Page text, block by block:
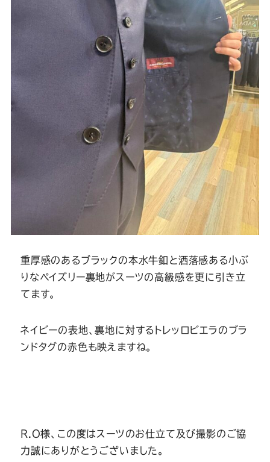
重厚感のあるブラックの本水牛釦と洒落感ある小ぶ
りなペイズリー裏地がスーツの高級感を更に引き立
てます。
ネイビーの表地、裏地に対するトレッロビエラのブラ
ンドタグの赤色も映えますね。
R.O様、この度はスーツのお仕立て及び撮影のご協
力誠にありがとうございました。